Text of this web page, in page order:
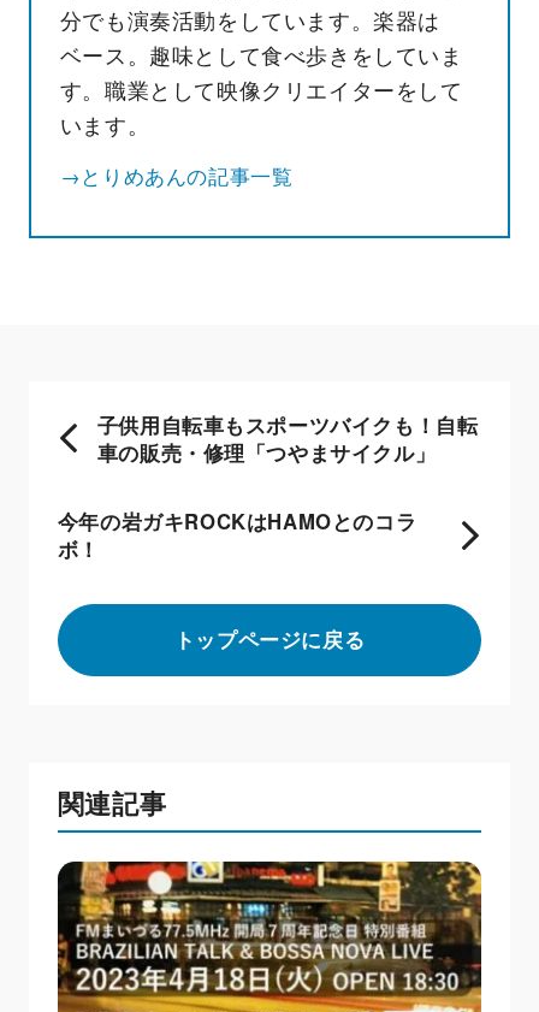
分でも演奏活動をしています。楽器は
ベース。趣味として食べ歩きをしていま
す。職業として映像クリエイターをして
います。
→とりめあんの記事一覧
子供用自転車もスポーツバイクも！自転
車の販売・修理「つやまサイクル」
トップページに戻る
今年の岩ガキROCKはHAMOとのコラ
ボ！
関連記事